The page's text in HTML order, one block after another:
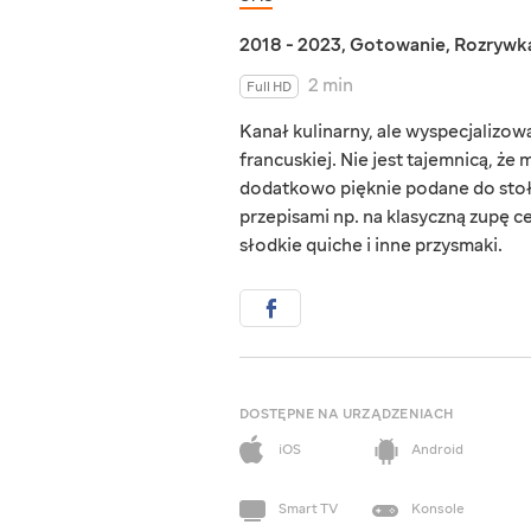
2018 - 2023, Gotowanie,
Full HD
2 min
Kanał kulinarny, ale
francuskiej. Nie jest tajemnicą, że
dodatkowo pięknie podane do
przepisami np. na klasyczną zupę
słodkie quiche i inne przysmaki.
DOSTĘPNE NA URZĄDZENIACH
iOS
Android
Smart TV Konsole